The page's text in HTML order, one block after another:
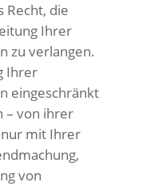
Recht, die
Ihrer
zu verlangen.
Ihrer
eingeschränkt
– von ihrer
nur mit Ihrer
von